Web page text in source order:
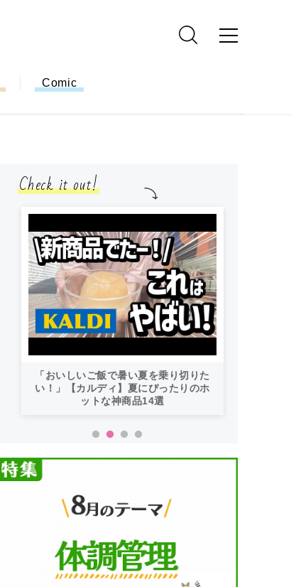
Comic
Check it out!
「おいしいご飯で暑い夏を乗り切りた
い！」【カルディ】夏にぴったりのホ
ットな神商品14選